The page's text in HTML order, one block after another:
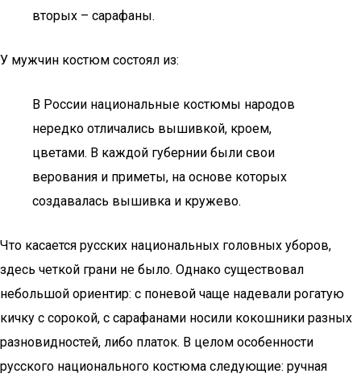
вторых – сарафаны.
У мужчин костюм состоял из:
В России национальные костюмы народов
нередко отличались вышивкой, кроем,
цветами. В каждой губернии были свои
верования и приметы, на основе которых
создавалась вышивка и кружево.
Что касается русских национальных головных уборов,
здесь четкой грани не было. Однако существовал
небольшой ориентир: с поневой чаще надевали рогатую
кичку с сорокой, с сарафанами носили кокошники разных
разновидностей, либо платок. В целом особенности
русского национального костюма следующие: ручная